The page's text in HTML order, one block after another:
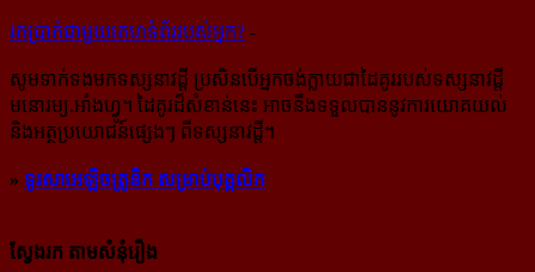
រក​​ប្រាក់​​ជា​​មួយ​​គេហទំព័រ​​របស់​​អ្នក? -
សូម​ទាក់ទង​មក​ទស្សនាវដ្ដី ប្រសិន​បើ​អ្នក​ចង់​ក្លាយ​ជា​ដៃគូរ​របស់​ទស្សនាវដ្ដី​
មនោរម្យ.អាំងហ្វូ។ ដៃ​គូរ​ដ៏​សំខាន់​នេះ អាច​នឹង​ទទួល​បាន​នូវ​ការ​យោគយល់
និង​អត្ថ​ប្រយោជន៍​ផ្សេងៗ ពីទស្សនាវដ្ដី។
» ទូរសាអេឡិចត្រូនិក សម្រាប់បុគ្គលិក
ស្វែងរក តាមសំនុំរឿង